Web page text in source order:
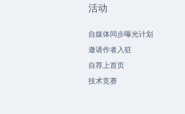
活动
自媒体同步曝光计划
邀请作者入驻
自荐上首页
技术竞赛